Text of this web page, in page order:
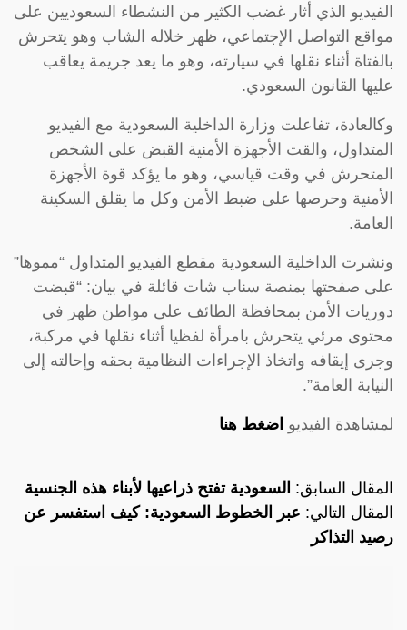
الفيديو الذي أثار غضب الكثير من النشطاء السعوديين على
مواقع التواصل الإجتماعي، ظهر خلاله الشاب وهو يتحرش
بالفتاة أثناء نقلها في سيارته، وهو ما يعد جريمة يعاقب
عليها القانون السعودي.
وكالعادة، تفاعلت وزارة الداخلية السعودية مع الفيديو
المتداول، والقت الأجهزة الأمنية القبض على الشخص
المتحرش في وقت قياسي، وهو ما يؤكد قوة الأجهزة
الأمنية وحرصها على ضبط الأمن وكل ما يقلق السكينة
العامة.
ونشرت الداخلية السعودية مقطع الفيديو المتداول “مموها”
على صفحتها بمنصة سناب شات قائلة في بيان: “قبضت
دوريات الأمن بمحافظة الطائف على مواطن ظهر في
محتوى مرئي يتحرش بامرأة لفظيا أثناء نقلها في مركبة،
وجرى إيقافه واتخاذ الإجراءات النظامية بحقه وإحالته إلى
النيابة العامة”.
لمشاهدة الفيديو اضغط هنا
المقال السابق: السعودية تفتح ذراعيها لأبناء هذه الجنسية
المقال التالي: عبر الخطوط السعودية: كيف استفسر عن
رصيد التذاكر